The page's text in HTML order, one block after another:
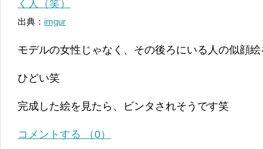
出典： imgur
モデルの女性じゃなく、その後ろにいる人の似顔
ひどい笑
完成した絵を見たら、ビンタされそうです笑
コメントする （0）